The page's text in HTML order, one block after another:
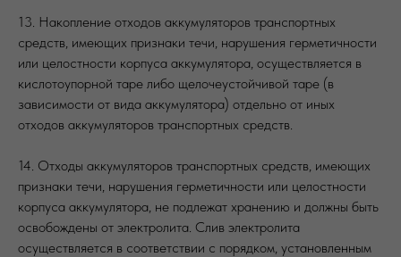
13. Накопление отходов аккумуляторов транспортных
средств, имеющих признаки течи, нарушения герметичности
или целостности корпуса аккумулятора, осуществляется в
кислотоупорной таре либо щелочеустойчивой таре (в
зависимости от вида аккумулятора) отдельно от иных
отходов аккумуляторов транспортных средств.
14. Отходы аккумуляторов транспортных средств, имеющих
признаки течи, нарушения герметичности или целостности
корпуса аккумулятора, не подлежат хранению и должны быть
освобождены от электролита. Слив электролита
осуществляется в соответствии с порядком, установленным